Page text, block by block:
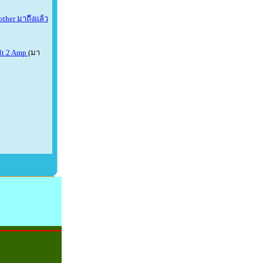
มาถึงแล้ว
2 Amp (มา